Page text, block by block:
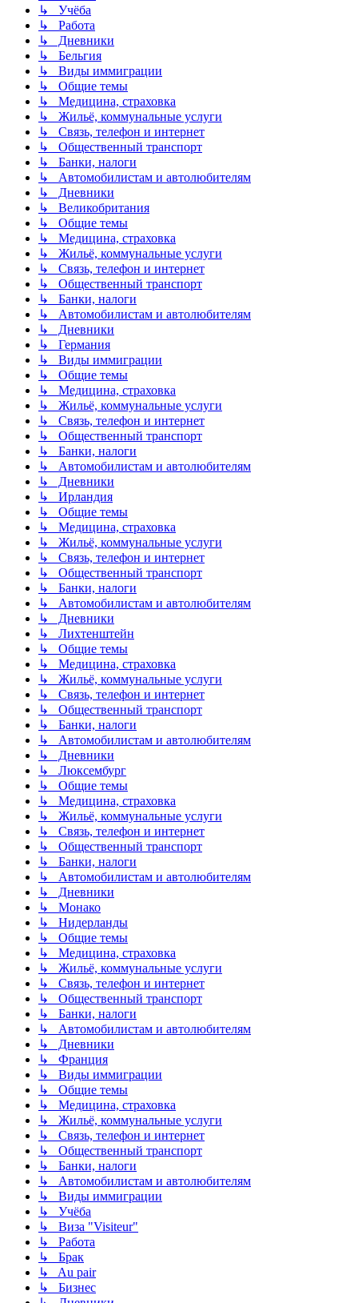
↳ Учёба
↳ Работа
↳ Дневники
↳ Бельгия
↳ Виды иммиграции
↳ Общие темы
↳ Медицина, страховка
↳ Жильё, коммунальные услуги
↳ Связь, телефон и интернет
↳ Общественный транспорт
↳ Банки, налоги
↳ Автомобилистам и автолюбителям
↳ Дневники
↳ Великобритания
↳ Общие темы
↳ Медицина, страховка
↳ Жильё, коммунальные услуги
↳ Связь, телефон и интернет
↳ Общественный транспорт
↳ Банки, налоги
↳ Автомобилистам и автолюбителям
↳ Дневники
↳ Германия
↳ Виды иммиграции
↳ Общие темы
↳ Медицина, страховка
↳ Жильё, коммунальные услуги
↳ Связь, телефон и интернет
↳ Общественный транспорт
↳ Банки, налоги
↳ Автомобилистам и автолюбителям
↳ Дневники
↳ Ирландия
↳ Общие темы
↳ Медицина, страховка
↳ Жильё, коммунальные услуги
↳ Связь, телефон и интернет
↳ Общественный транспорт
↳ Банки, налоги
↳ Автомобилистам и автолюбителям
↳ Дневники
↳ Лихтенштейн
↳ Общие темы
↳ Медицина, страховка
↳ Жильё, коммунальные услуги
↳ Связь, телефон и интернет
↳ Общественный транспорт
↳ Банки, налоги
↳ Автомобилистам и автолюбителям
↳ Дневники
↳ Люксембург
↳ Общие темы
↳ Медицина, страховка
↳ Жильё, коммунальные услуги
↳ Связь, телефон и интернет
↳ Общественный транспорт
↳ Банки, налоги
↳ Автомобилистам и автолюбителям
↳ Дневники
↳ Монако
↳ Нидерланды
↳ Общие темы
↳ Медицина, страховка
↳ Жильё, коммунальные услуги
↳ Связь, телефон и интернет
↳ Общественный транспорт
↳ Банки, налоги
↳ Автомобилистам и автолюбителям
↳ Дневники
↳ Франция
↳ Виды иммиграции
↳ Общие темы
↳ Медицина, страховка
↳ Жильё, коммунальные услуги
↳ Связь, телефон и интернет
↳ Общественный транспорт
↳ Банки, налоги
↳ Автомобилистам и автолюбителям
↳ Виды иммиграции
↳ Учёба
↳ Виза "Visiteur"
↳ Работа
↳ Брак
↳ Au pair
↳ Бизнес